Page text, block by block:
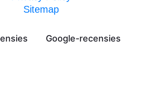
Sitemap
Google-recensies